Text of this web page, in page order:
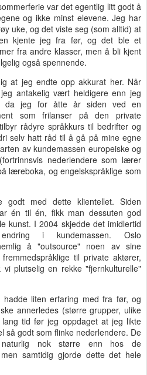
var det egentlig litt godt å
og ikke minst elevene. Jeg har
uke, og det viste seg (som alltid) at
kjente jeg fra før, og det ble et
fra andre klasser, men å bli kjent
også spennende.
at jeg endte opp akkurat her. Når
antakelig vært heldigere enn jeg
da jeg for åtte år siden ved en
som frilanser på den private
rådyre språkkurs til bedrifter og
selv hatt råd til å gå på mine egne
av kundemassen europeiske og
nederlendere som lærer
læreboka, og engelskspråklige som
godt med dette klientellet. Siden
én til én, fikk man dessuten god
kunst. I 2004 skjedde det imidlertid
i kundemassen. Oslo
å "outsource" noen av sine
til private aktører,
plutselig en rekke "fjernkulturelle"
liten erfaring med fra før, og
annerledes (større grupper, ulike
tid før jeg oppdaget at jeg likte
så godt som flinke nederlendere. De
naturlig nok større enn hos de
samtidig gjorde dette det hele